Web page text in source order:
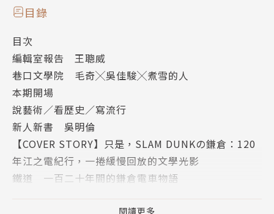
文具店》、《流星》
鶴岡八幡宮、光泉稻荷壽司、茶房雲母、鎌倉文學館、
鶴屋、鎌倉大佛、太宰治心中未遂海岸、湘南桑田佳祐
MV景點、鎌倉高校前平交道、文佐食堂、新江之島水
族館
一百二十年來，江之島電鐵穿行過鎌倉這座千年古都，
載著觀光客抵達每一個湘南的海岸沿線的明媚景點：因
《灌籃高手》而必去的鎌倉高校前平交道、海街日記裡
美味的海貓食堂吻仔魚丼，這座懷舊與悠閒的城市有太
目錄
目次
編輯室報告 王聰威
巷口文學院 毛奇╳吳佳駿╳煮雪的人
本期開場
說藝術／看歷史／寫流行
新人新書 吳明倫
【COVER STORY】只是，SLAM DUNKの鎌倉：120
年江之電紀行，一捲緩慢回放的文學光影
鐵道 一百二十年間的鎌倉電車物語
閱讀更多